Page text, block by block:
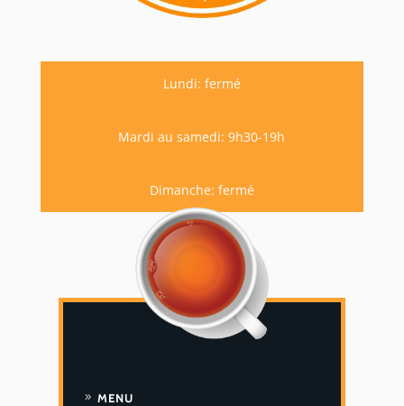
Lundi: fermé
Mardi au samedi: 9h30-19h
Dimanche: fermé
MENU